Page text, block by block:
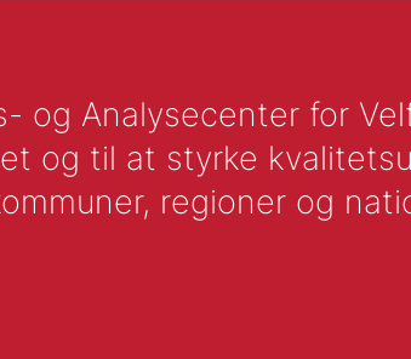
og Analysecenter for
og til at styrke
regioner og